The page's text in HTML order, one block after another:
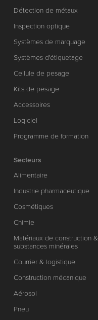
Détection de métaux
Inspection optique
Systèmes de marquage
Systèmes d'étiquetage
Cellule de pesage
Kits de pesage
Accessoires
Logiciel
Programme de formation
Secteurs
Alimentaire
Industrie pharmaceutique
Cosmétiques
Chimie
Matériaux de construction &
substances minérales
Courrier & logistique
Construction mécanique
Aérosol
Pneu